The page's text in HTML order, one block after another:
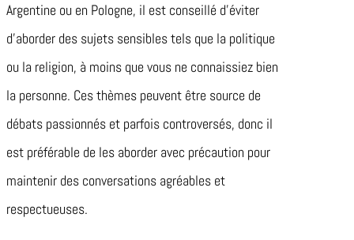
Argentine ou en Pologne, il est conseillé d’éviter
d’aborder des sujets sensibles tels que la politique
ou la religion, à moins que vous ne connaissiez bien
la personne. Ces thèmes peuvent être source de
débats passionnés et parfois controversés, donc il
est préférable de les aborder avec précaution pour
maintenir des conversations agréables et
respectueuses.